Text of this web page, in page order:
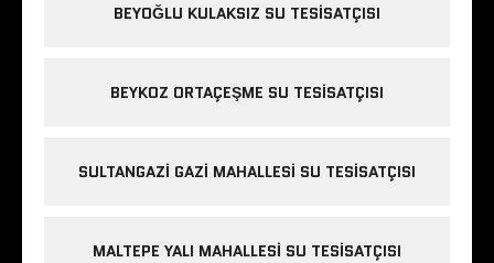
BEYOĞLU KULAKSIZ SU TESISATÇISI
BEYKOZ ORTAÇEŞME SU TESISATÇISI
SULTANGAZI GAZI MAHALLESI SU TESISATÇISI
MALTEPE YALI MAHALLESI SU TESISATÇISI